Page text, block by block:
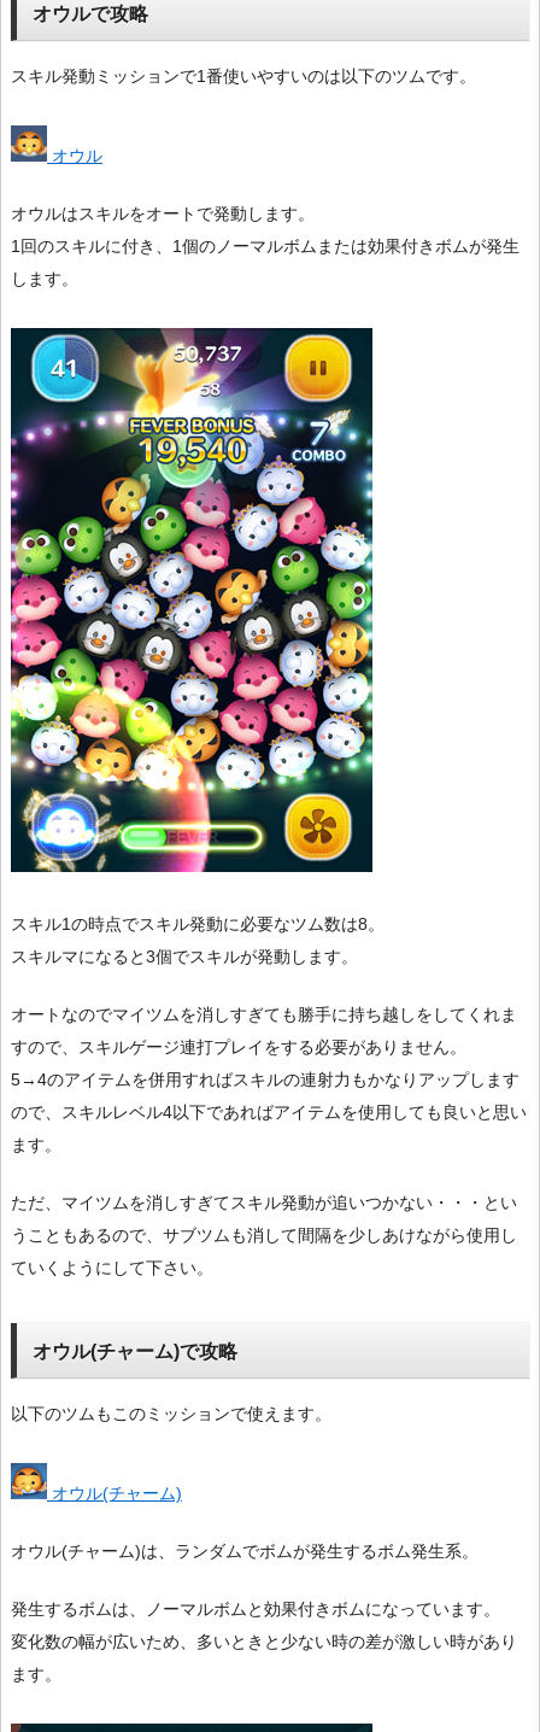
オウルで攻略
スキル発動ミッションで1番使いやすいのは以下のツムです。
オウル
オウルはスキルをオートで発動します。
1回のスキルに付き、1個のノーマルボムまたは効果付きボムが発生
します。
スキル1の時点でスキル発動に必要なツム数は8。
スキルマになると3個でスキルが発動します。
オートなのでマイツムを消しすぎても勝手に持ち越しをしてくれま
すので、スキルゲージ連打プレイをする必要がありません。
5→4のアイテムを併用すればスキルの連射力もかなりアップします
ので、スキルレベル4以下であればアイテムを使用しても良いと思い
ます。
ただ、マイツムを消しすぎてスキル発動が追いつかない・・・とい
うこともあるので、サブツムも消して間隔を少しあけながら使用し
ていくようにして下さい。
オウル(チャーム)で攻略
以下のツムもこのミッションで使えます。
オウル(チャーム)
オウル(チャーム)は、ランダムでボムが発生するボム発生系。
発生するボムは、ノーマルボムと効果付きボムになっています。
変化数の幅が広いため、多いときと少ない時の差が激しい時があり
ます。